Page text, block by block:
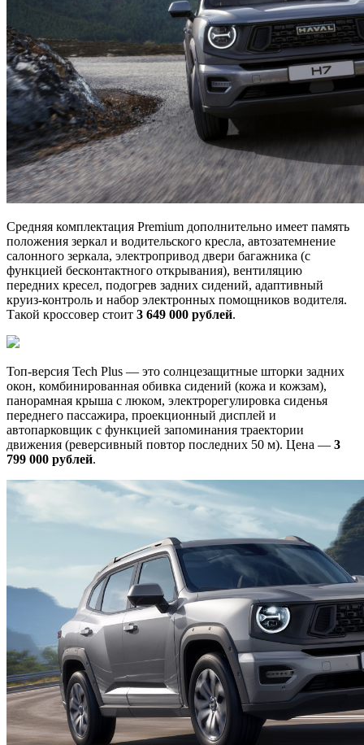
Средняя комплектация Premium дополнительно имеет память
положения зеркал и водительского кресла, автозатемнение
салонного зеркала, электропривод двери багажника (с
функцией бесконтактного открывания), вентиляцию
передних кресел, подогрев задних сидений, адаптивный
круиз-контроль и набор электронных помощников водителя.
Такой кроссовер стоит 3 649 000 рублей.
Топ-версия Tech Plus — это солнцезащитные шторки задних
окон, комбинированная обивка сидений (кожа и кожзам),
панорамная крыша с люком, электрорегулировка сиденья
переднего пассажира, проекционный дисплей и
автопарковщик с функцией запоминания траектории
движения (реверсивный повтор последних 50 м). Цена — 3
799 000 рублей.